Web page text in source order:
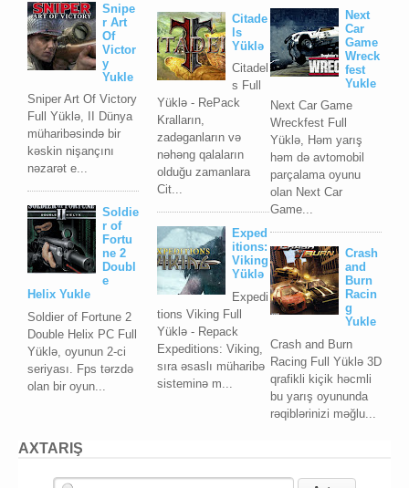
Snipe
r Art
Of
Victor
y
Yukle
Sniper Art Of Victory
Full Yüklə, II Dünya
müharibəsində bir
kəskin nişançını
nəzarət e...
Soldie
r of
Fortu
ne 2
Doubl
e
Helix Yukle
Soldier of Fortune 2
Double Helix PC Full
Yüklə, oyunun 2-ci
seriyası. Fps tərzdə
olan bir oyun...
Next
Car
Game
Wreck
fest
Yukle
Next Car Game
Wreckfest Full
Yüklə, Həm yarış
həm də avtomobil
parçalama oyunu
olan Next Car
Game...
Crash
and
Burn
Racin
g
Yukle
Crash and Burn
Racing Full Yüklə 3D
qrafikli kiçik həcmli
bu yarış oyununda
rəqiblərinizi məğlu...
Citade
ls
Yüklə
Citadel
s Full
Yüklə - RePack
Kralların,
zadəganların və
nəhəng qalaların
olduğu zamanlara
Cit...
Exped
itions:
Viking
Yüklə
Expedi
tions Viking Full
Yüklə - Repack
Expeditions: Viking,
sıra əsaslı müharibə
sisteminə m...
AXTARIŞ